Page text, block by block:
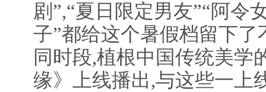
剧”,“夏日限定男友”“阿令
子”都给这个暑假档留下了
同时段,植根中国传统美学
缘》上线播出,与这些一上